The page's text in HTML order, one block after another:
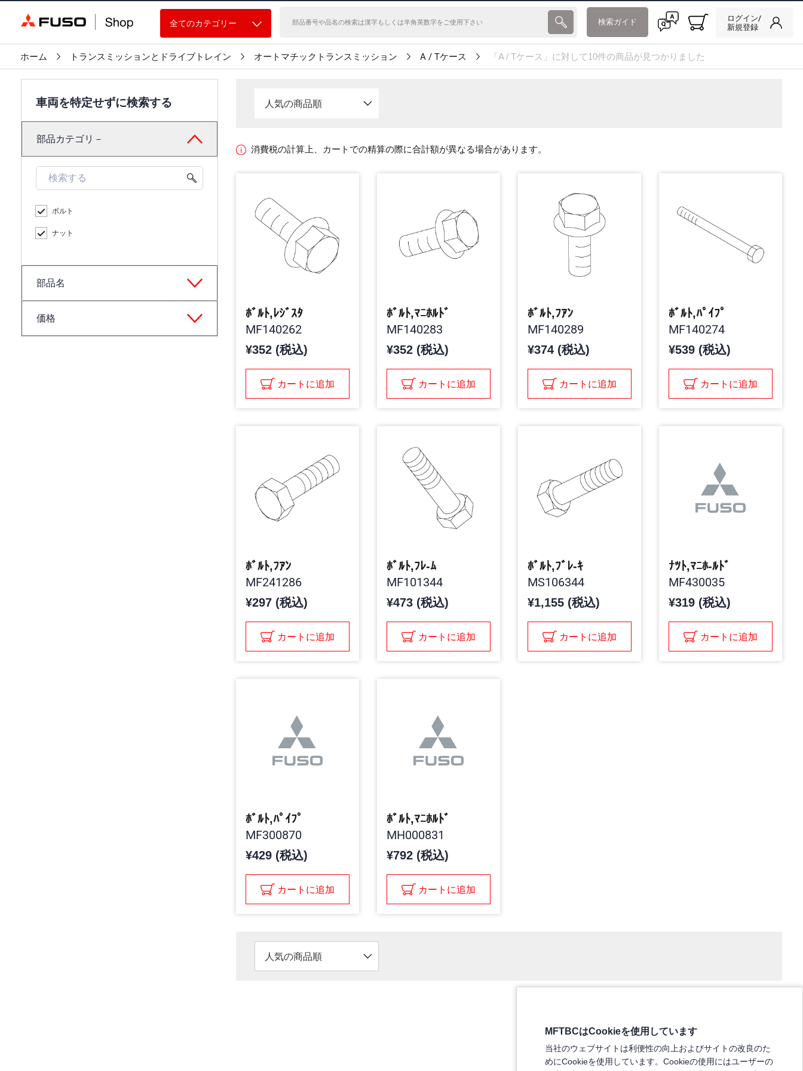
全てのカテゴリー 検索ガイド
ログイン/
新規登録
ホーム トランスミッションとドライブトレイン オートマチックトランスミッション A / Tケース 「A / Tケース」に対して10件の商品が見つかりました
車両を特定せずに検索する
部品カテゴリ－
ボルト
ナット
部品名
価格
人気の商品順
消費税の計算上、カートでの精算の際に合計額が異なる場合があります。
ﾎﾞﾙﾄ,ﾚｼﾞｽﾀ
MF140262
¥352 (税込)
カートに追加
ﾎﾞﾙﾄ,ﾏﾆﾎﾙﾄﾞ
MF140283
¥352 (税込)
カートに追加
ﾎﾞﾙﾄ,ﾌｱﾝ
MF140289
¥374 (税込)
カートに追加
ﾎﾞﾙﾄ,ﾊﾟｲﾌﾟ
MF140274
¥539 (税込)
カートに追加
ﾎﾞﾙﾄ,ﾌｱﾝ
MF241286
¥297 (税込)
カートに追加
ﾎﾞﾙﾄ,ﾌﾚ-ﾑ
MF101344
¥473 (税込)
カートに追加
ﾎﾞﾙﾄ,ﾌﾞﾚ-ｷ
MS106344
¥1,155 (税込)
カートに追加
ﾅﾂﾄ,ﾏﾆﾎ-ﾙﾄﾞ
MF430035
¥319 (税込)
カートに追加
ﾎﾞﾙﾄ,ﾊﾟｲﾌﾟ
MF300870
¥429 (税込)
カートに追加
ﾎﾞﾙﾄ,ﾏﾆﾎﾙﾄﾞ
MH000831
¥792 (税込)
カートに追加
人気の商品順
MFTBCはCookieを使用しています
当社のウェブサイトは利便性の向上およびサイトの改良のた
めにCookieを使用しています。Cookieの使用にはユーザーの